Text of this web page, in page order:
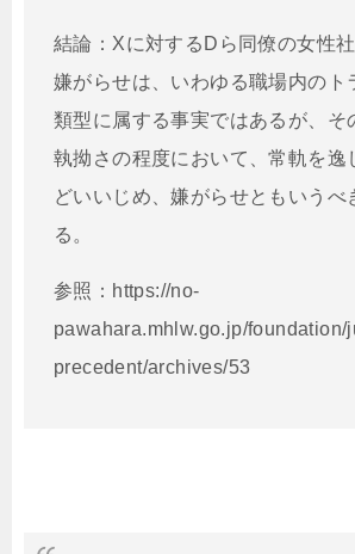
結論： Xに対する D ら同僚の女性
嫌がらせは、いわゆる職場内のト
類型に属する事実ではあるが、そ
執拗さの程度において、常軌を逸
どいいじめ、嫌がらせともいうべ
る。
参照：https://no-
pawahara.mhlw.go.jp/foundation/
precedent/archives/53